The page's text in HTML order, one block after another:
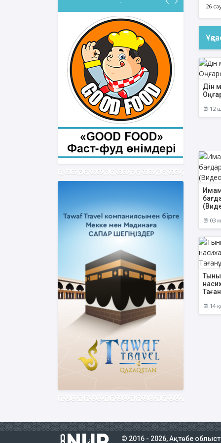
26
Дін
12
03
14
© 2016 - 2026, Ақтөбе